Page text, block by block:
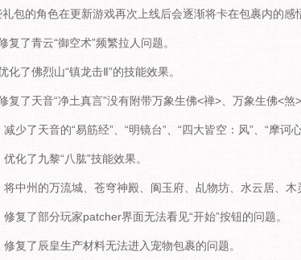
包的角色在更新游戏再次上线后会逐渐将卡在包裹内的感
了青云“御空术”频繁拉人问题。
了佛烈山“镇龙击Ⅱ”的技能效果。
了天音“净土真言”没有附带万象生佛<禅>、万象生佛<煞>
了天音的“易筋经”、“明镜台”、“四大皆空：风”、“摩诃心
了九黎“八肱”技能效果。
州的万流城、苍穹神殿、阆玉府、乩物坊、水云居、木
了部分玩家patcher界面无法看见“开始”按钮的问题。
了辰皇生产材料无法进入宠物包裹的问题。